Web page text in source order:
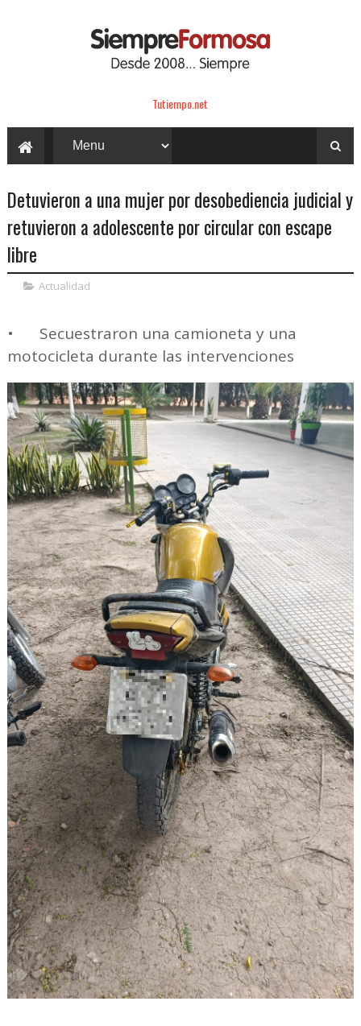
Tutiempo.net
Detuvieron a una mujer por desobediencia judicial y
retuvieron a adolescente por circular con escape
libre
Actualidad
•
Secuestraron una camioneta y una
motocicleta durante las intervenciones